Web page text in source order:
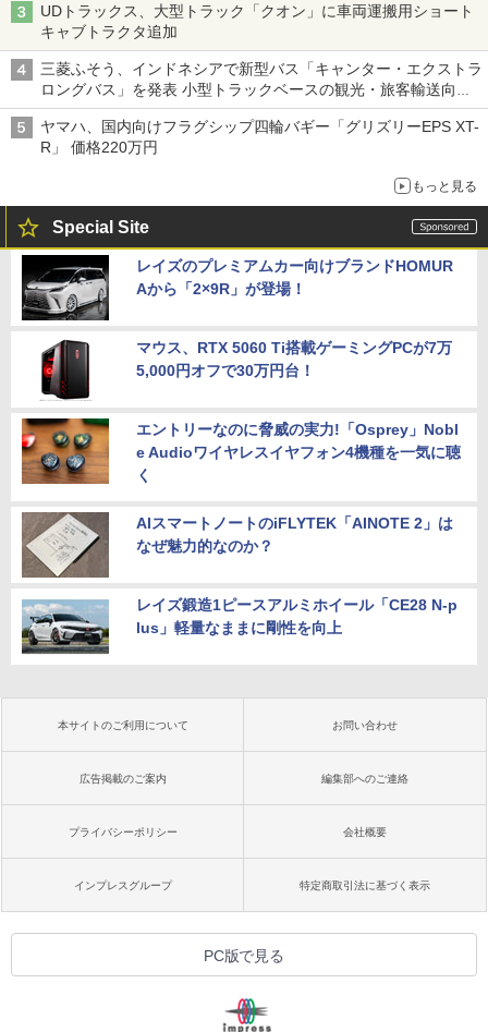
UDトラックス、大型トラック「クオン」に車両運搬用ショート
キャブトラクタ追加
三菱ふそう、インドネシアで新型バス「キャンター・エクストラ
ロングバス」を発表 小型トラックベースの観光・旅客輸送向け
バス
ヤマハ、国内向けフラグシップ四輪バギー「グリズリーEPS XT-
R」 価格220万円
もっと見る
Special Site
レイズのプレミアムカー向けブランドHOMUR
Aから「2×9R」が登場！
マウス、RTX 5060 Ti搭載ゲーミングPCが7万
5,000円オフで30万円台！
エントリーなのに脅威の実力!「Osprey」Nobl
e Audioワイヤレスイヤフォン4機種を一気に聴
く
AIスマートノートのiFLYTEK「AINOTE 2」は
なぜ魅力的なのか？
レイズ鍛造1ピースアルミホイール「CE28 N-p
lus」軽量なままに剛性を向上
本サイトのご利用について お問い合わせ
広告掲載のご案内 編集部へのご連絡
プライバシーポリシー 会社概要
インプレスグループ 特定商取引法に基づく表示
PC版で見る